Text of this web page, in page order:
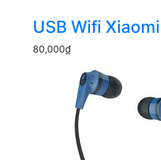
USB Wifi Xiaomi
80,000₫